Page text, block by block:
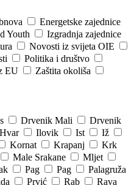
Energetske zajednice
Youth
Izgradnja zajednice
Novosti iz svijeta OIE
Politika i društvo
EU Zaštita okoliša
Drvenik Mali
Drvenik
Hvar Ilovik Ist
Iž
Kornat Krapanj
Krk
Male Srakane
Mljet
Pag Pag
Palagruža
Prvić Rab
Rava